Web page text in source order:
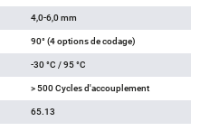
4,0-6,0 mm
90° (4 options de codage)
-30 °C / 95 °C
> 500 Cycles d'accouplement
65.13